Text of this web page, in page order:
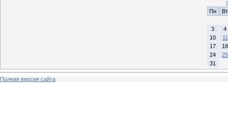
Пн
Вт
3
4
10
11
17
18
24
25
31
Полная версия сайта